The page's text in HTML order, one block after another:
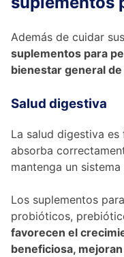
Además de cuidar
suplementos para
bienestar general
Salud digestiva
La salud digestiva
absorba
mantenga un
Los suplementos
probióticos,
favorecen el
beneficiosa,